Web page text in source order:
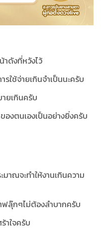
ดังที่หวังไว้
ใช้จ่ายเกินจำเป็นนะครับ
ยเกินครับ
งตนเองเป็นอย่างยิ่งครับ
มาณจะทำให้งานเกินความ
ฟลุ๊กๆไม่ต้องลำบากครับ
าใจครับ